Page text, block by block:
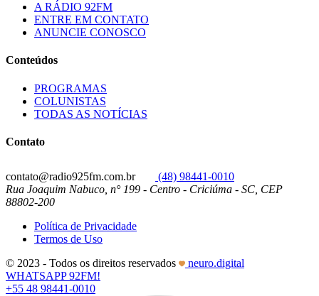
A RÁDIO 92FM
ENTRE EM CONTATO
ANUNCIE CONOSCO
Conteúdos
PROGRAMAS
COLUNISTAS
TODAS AS NOTÍCIAS
Contato
contato@radio925fm.com.br
(48) 98441-0010
Rua Joaquim Nabuco, n° 199 - Centro - Criciúma - SC, CEP
88802-200
Política de Privacidade
Termos de Uso
© 2023 - Todos os direitos reservados
neuro.digital
WHATSAPP 92FM!
+55 48 98441-0010